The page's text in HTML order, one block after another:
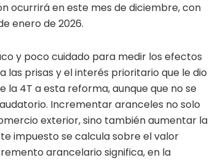
ocurrirá en este mes de diciembre, con
enero de 2026.
y poco cuidado para medir los efectos
las prisas y el interés prioritario que le dio
la 4T a esta reforma, aunque que no se
Incrementar aranceles no solo
exterior, sino también aumentar la
impuesto se calcula sobre el valor
arancelario significa, en la